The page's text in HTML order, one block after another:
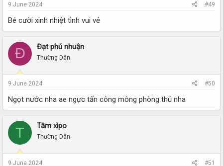
9 June 2024 #49
Bé cười xinh nhiệt tình vui vẻ
Đ Đạt phú nhuận
Thường Dân
9 June 2024 #50
Ngọt nước nha ae ngực tấn công mông phòng thủ nha
T Tâm xìpo
Thường Dân
9 June 2024 #51